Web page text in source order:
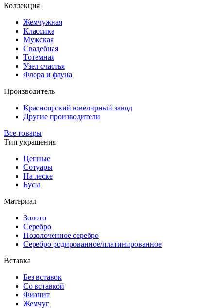
Коллекция
Жемчужная
Классика
Мужская
Свадебная
Тотемная
Узел счастья
Флора и фауна
Производитель
Красноярский ювелирный завод
Другие производители
Все товары
Тип украшения
Цепные
Сотуары
На леске
Бусы
Материал
Золото
Серебро
Позолоченное серебро
Серебро родированное/платинированное
Вставка
Без вставок
Со вставкой
Фианит
Жемчуг